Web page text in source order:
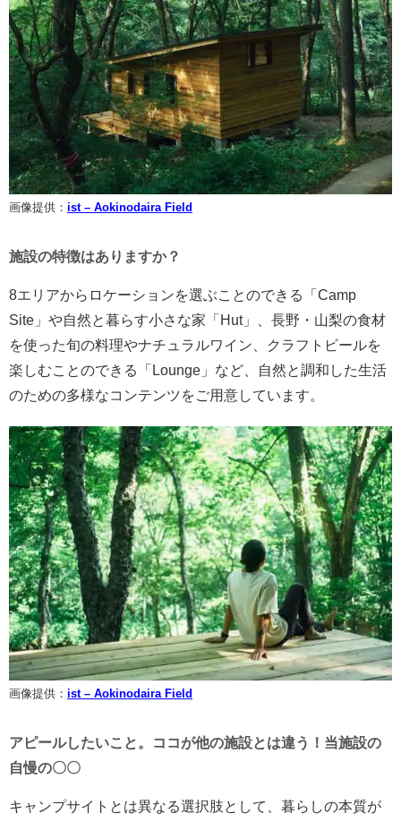
画像提供： ist – Aokinodaira Field
施設の特徴はありますか？
8エリアからロケーションを選ぶことのできる「Camp
Site」や自然と暮らす小さな家「Hut」、長野・山梨の食材
を使った旬の料理やナチュラルワイン、クラフトビールを
楽しむことのできる「Lounge」など、自然と調和した生活
のための多様なコンテンツをご用意しています。
画像提供： ist – Aokinodaira Field
アピールしたいこと。ココが他の施設とは違う！当施設の
自慢の〇〇
キャンプサイトとは異なる選択肢として、暮らしの本質が